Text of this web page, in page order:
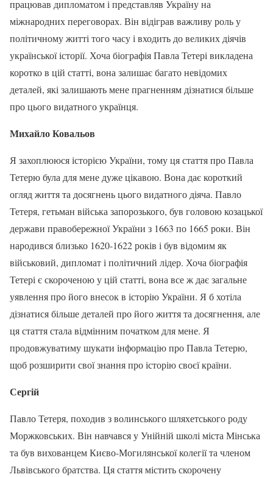
працював дипломатом і представляв Україну на
міжнародних переговорах. Він відіграв важливу роль у
політичному житті того часу і входить до великих діячів
української історії. Хоча біографія Павла Тетері викладена
коротко в цій статті, вона залишає багато невідомих
деталей, які залишають мене прагненням дізнатися більше
про цього видатного українця.
Михайло Ковальов
Я захоплююся історією України, тому ця стаття про Павла
Тетерю була для мене дуже цікавою. Вона дає короткий
огляд життя та досягнень цього видатного діяча. Павло
Тетеря, гетьман війська запорозького, був головою козацької
держави правобережної України з 1663 по 1665 роки. Він
народився близько 1620-1622 років і був відомим як
військовий, дипломат і політичний лідер. Хоча біографія
Тетері є скороченою у цій статті, вона все ж дає загальне
уявлення про його внесок в історію України. Я б хотіла
дізнатися більше деталей про його життя та досягнення, але
ця стаття стала відмінним початком для мене. Я
продовжуватиму шукати інформацію про Павла Тетерю,
щоб розширити свої знання про історію своєї країни.
Сергій
Павло Тетеря, походив з волинського шляхетського роду
Моржковських. Він навчався у Унійній школі міста Мінська
та був вихованцем Києво-Могилянської колегії та членом
Львівського братства. Ця стаття містить скорочену